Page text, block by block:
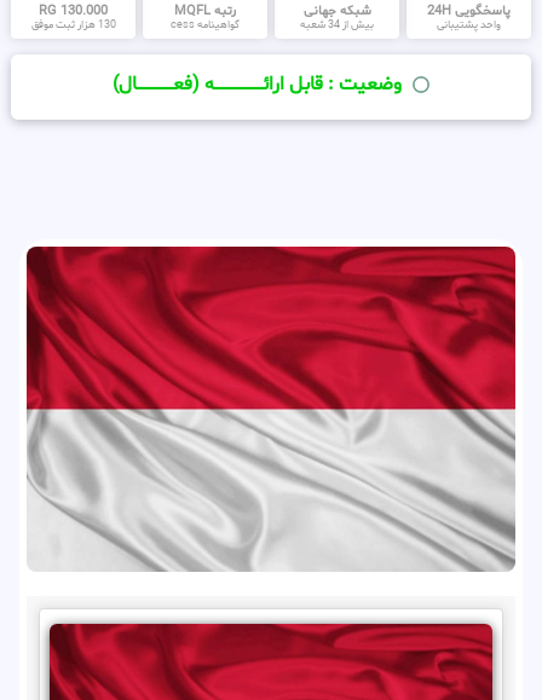
پاسخگویی 24H
واحد پشتیبانی
شبکه جهانی
بیش از 34 شعبه
رتبه MQFL
گواهینامه cess
130.000 RG
130 هزار ثبت موفق
وضعیت : قابل ارائــــــــــــــــــــه (فعـــــــــــــــال)